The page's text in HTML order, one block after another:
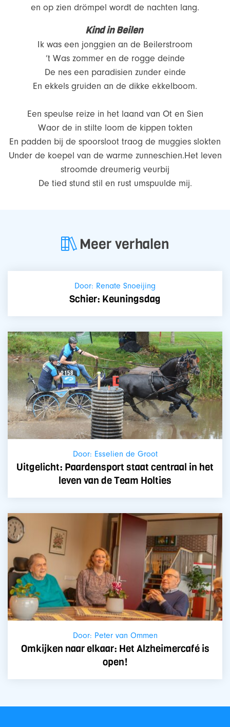
en op zien drömpel wordt de nachten lang.
Kind in Beilen
Ik was een jonggien an de Beilerstroom
’t Was zommer en de rogge deinde
De nes een paradisien zunder einde
En ekkels gruiden an de dikke ekkelboom.
Een speulse reize in het laand van Ot en Sien
Waor de in stilte loom de kippen tokten
En padden bij de spoorsloot traog de muggies slokten
Under de koepel van de warme zunneschien.Het leven
stroomde dreumerig veurbij
De tied stund stil en rust umspuulde mij.
Meer verhalen
Door: Renate Snoeijing
Schier: Keuningsdag
Door: Esselien de Groot
Uitgelicht: Paardensport staat centraal in het
leven van de Team Holties
Door: Peter van Ommen
Omkijken naar elkaar: Het Alzheimercafé is
open!